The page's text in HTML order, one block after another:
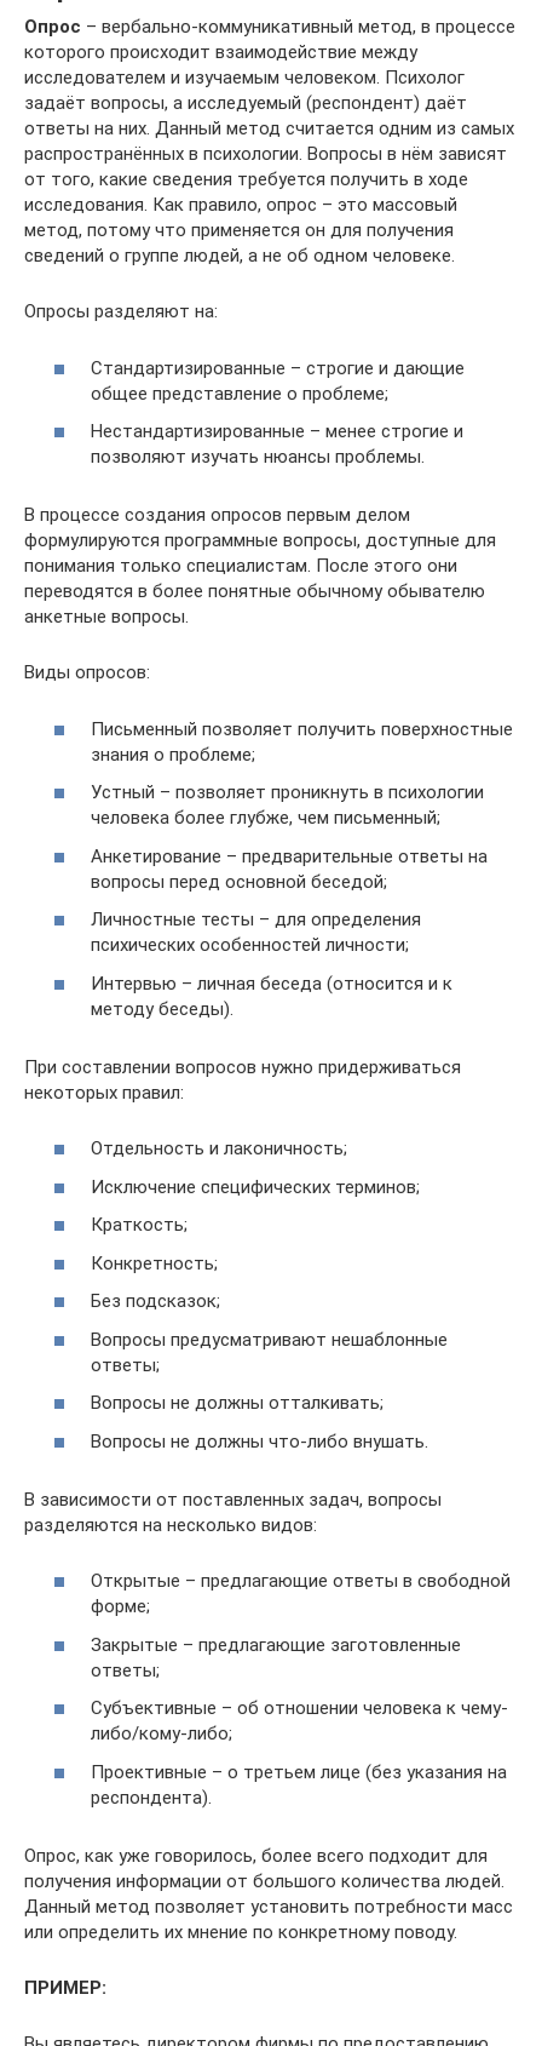
Опрос – вербально-коммуникативный метод, в процессе
которого происходит взаимодействие между
исследователем и изучаемым человеком. Психолог
задаёт вопросы, а исследуемый (респондент) даёт
ответы на них. Данный метод считается одним из самых
распространённых в психологии. Вопросы в нём зависят
от того, какие сведения требуется получить в ходе
исследования. Как правило, опрос – это массовый
метод, потому что применяется он для получения
сведений о группе людей, а не об одном человеке.
Опросы разделяют на:
Стандартизированные – строгие и дающие
общее представление о проблеме;
Нестандартизированные – менее строгие и
позволяют изучать нюансы проблемы.
В процессе создания опросов первым делом
формулируются программные вопросы, доступные для
понимания только специалистам. После этого они
переводятся в более понятные обычному обывателю
анкетные вопросы.
Виды опросов:
Письменный позволяет получить поверхностные
знания о проблеме;
Устный – позволяет проникнуть в психологии
человека более глубже, чем письменный;
Анкетирование – предварительные ответы на
вопросы перед основной беседой;
Личностные тесты – для определения
психических особенностей личности;
Интервью – личная беседа (относится и к
методу беседы).
При составлении вопросов нужно придерживаться
некоторых правил:
Отдельность и лаконичность;
Исключение специфических терминов;
Краткость;
Конкретность;
Без подсказок;
Вопросы предусматривают нешаблонные
ответы;
Вопросы не должны отталкивать;
Вопросы не должны что-либо внушать.
В зависимости от поставленных задач, вопросы
разделяются на несколько видов:
Открытые – предлагающие ответы в свободной
форме;
Закрытые – предлагающие заготовленные
ответы;
Субъективные – об отношении человека к чему-
либо/кому-либо;
Проективные – о третьем лице (без указания на
респондента).
Опрос, как уже говорилось, более всего подходит для
получения информации от большого количества людей.
Данный метод позволяет установить потребности масс
или определить их мнение по конкретному поводу.
ПРИМЕР: